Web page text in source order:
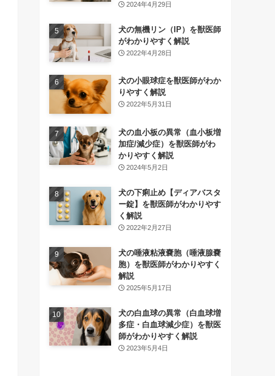
2024年4月29日
犬の無機リン（IP）を獣医師
がわかりやすく解説
2022年4月28日
犬の小眼球症を獣医師がわか
りやすく解説
2022年5月31日
犬の血小板の異常（血小板増
加症/減少症）を獣医師がわ
かりやすく解説
2024年5月2日
犬の下痢止め【ディアバスタ
ー錠】を獣医師がわかりやす
く解説
2022年2月27日
犬の唾液粘液嚢胞（唾液腺嚢
胞）を獣医師がわかりやすく
解説
2025年5月17日
犬の白血球の異常（白血球増
多症・白血球減少症）を獣医
師がわかりやすく解説
2023年5月4日